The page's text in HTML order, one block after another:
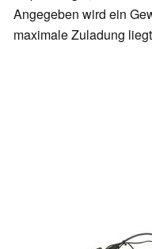
Angegeben wird ein
maximale Zuladung